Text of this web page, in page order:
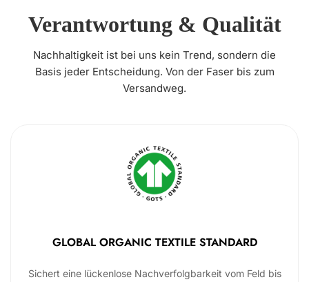
Verantwortung & Qualität
Nachhaltigkeit ist bei uns kein Trend, sondern die
Basis jeder Entscheidung. Von der Faser bis zum
Versandweg.
GLOBAL ORGANIC TEXTILE STANDARD
Sichert eine lückenlose Nachverfolgbarkeit vom Feld bis